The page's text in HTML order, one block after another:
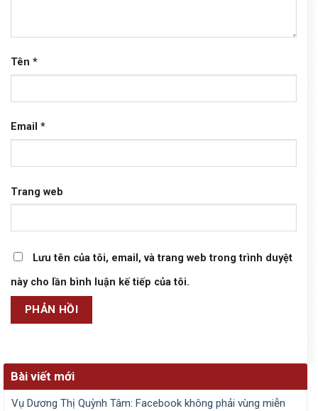
Tên *
Email *
Trang web
Lưu tên của tôi, email, và trang web trong trình duyệt
này cho lần bình luận kế tiếp của tôi.
Bài viết mới
Vụ Dương Thị Quỳnh Tâm: Facebook không phải vùng miễn